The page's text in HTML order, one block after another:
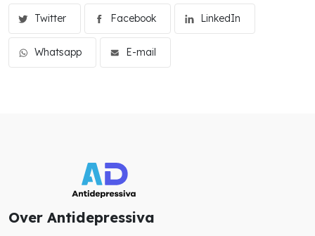
Twitter Facebook LinkedIn
Whatsapp E-mail
Over Antidepressiva